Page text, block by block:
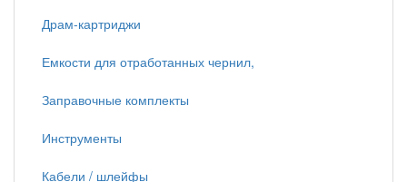
Драм-картриджи
Емкости для отработанных чернил,
Заправочные комплекты
Инструменты
Кабели / шлейфы